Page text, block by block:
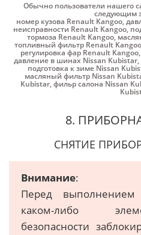
Обычно пользователи нашего
следующим
номер кузова Renault Kangoo,
неисправности Renault Kangoo,
тормоза Renault Kangoo,
топливный фильтр Renault Kangoo
регулировка фар Renault Kangoo,
давление в шинах Nissan Kubistar,
подготовка к зиме Nissan
масляный фильтр Nissan
Kubistar,фильр салона Nissan
8.
СНЯТИЕ
Внимание:
Перед
каком-либо
безопасности